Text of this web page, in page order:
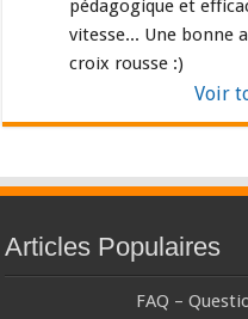
pédagogique et
vitesse... Une bonne
croix rousse :)
Voir
Articles Populaires
FAQ –